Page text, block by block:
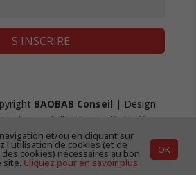
S'INSCRIRE
BAOBAB Conseil | Design
& réalisation Lydie Boffy
web|Mentions Légales &
|CGV
et/ou en cliquant sur
l'utilisation de cookies (et de
cookies) nécessaires au bon
site. Cliquez pour en savoir plus.
OK